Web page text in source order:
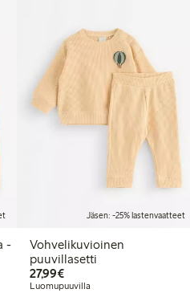
-
Jäsen: -25% lastenvaatteet
Vohvelikuvioinen
puuvillasetti
27,99€27,99 €
Luomupuuvilla